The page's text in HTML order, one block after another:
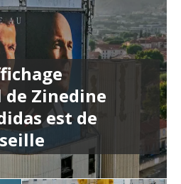
Zinedine
est de